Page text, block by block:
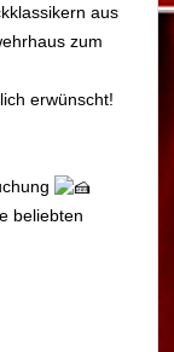
aus
zum
erwünscht!
beliebten